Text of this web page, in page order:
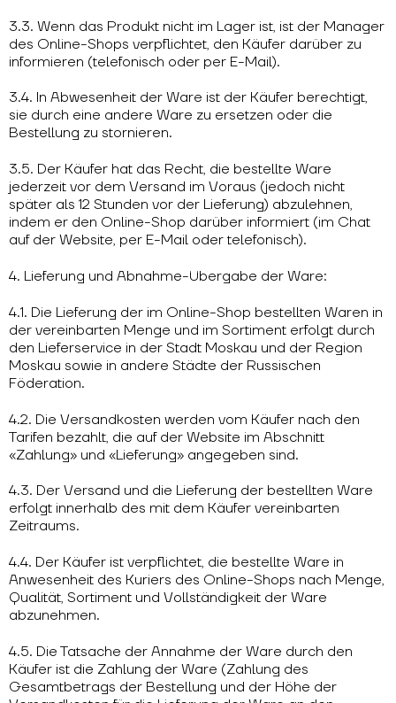
3.3. Wenn das Produkt nicht im Lager ist, ist der Manager
des Online-Shops verpflichtet, den Käufer darüber zu
informieren (telefonisch oder per E-Mail).
3.4. In Abwesenheit der Ware ist der Käufer berechtigt,
sie durch eine andere Ware zu ersetzen oder die
Bestellung zu stornieren.
3.5. Der Käufer hat das Recht, die bestellte Ware
jederzeit vor dem Versand im Voraus (jedoch nicht
später als 12 Stunden vor der Lieferung) abzulehnen,
indem er den Online-Shop darüber informiert (im Chat
auf der Website, per E-Mail oder telefonisch).
4. Lieferung und Abnahme-Übergabe der Ware:
4.1. Die Lieferung der im Online-Shop bestellten Waren in
der vereinbarten Menge und im Sortiment erfolgt durch
den Lieferservice in der Stadt Moskau und der Region
Moskau sowie in andere Städte der Russischen
Föderation.
4.2. Die Versandkosten werden vom Käufer nach den
Tarifen bezahlt, die auf der Website im Abschnitt
«Zahlung» und «Lieferung» angegeben sind.
4.3. Der Versand und die Lieferung der bestellten Ware
erfolgt innerhalb des mit dem Käufer vereinbarten
Zeitraums.
4.4. Der Käufer ist verpflichtet, die bestellte Ware in
Anwesenheit des Kuriers des Online-Shops nach Menge,
Qualität, Sortiment und Vollständigkeit der Ware
abzunehmen.
4.5. Die Tatsache der Annahme der Ware durch den
Käufer ist die Zahlung der Ware (Zahlung des
Gesamtbetrags der Bestellung und der Höhe der